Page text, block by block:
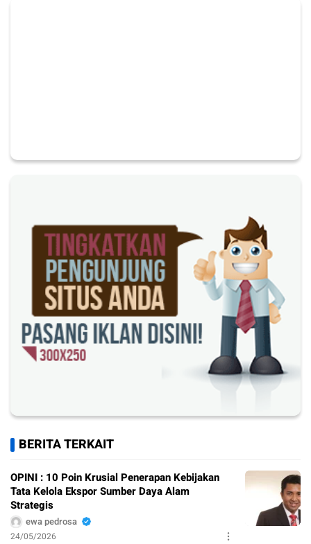
BERITA TERKAIT
OPINI : 10 Poin Krusial Penerapan Kebijakan
Tata Kelola Ekspor Sumber Daya Alam
Strategis
ewa pedrosa
24/05/2026